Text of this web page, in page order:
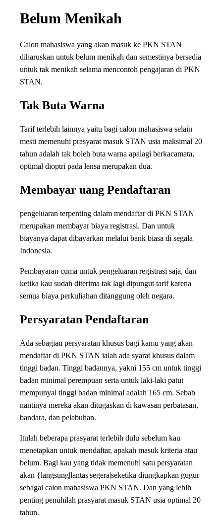
Belum Menikah
Calon mahasiswa yang akan masuk ke PKN STAN
diharuskan untuk belum menikah dan semestinya bersedia
untuk tak menikah selama mencontoh pengajaran di PKN
STAN.
Tak Buta Warna
Tarif terlebih lainnya yaitu bagi calon mahasiswa selain
mesti memenuhi prasyarat masuk STAN usia maksimal 20
tahun adalah tak boleh buta warna apalagi berkacamata,
optimal dioptri pada lensa merupakan dua.
Membayar uang Pendaftaran
pengeluaran terpenting dalam mendaftar di PKN STAN
merupakan membayar biaya registrasi. Dan untuk
biayanya dapat dibayarkan melalui bank biasa di segala
Indonesia.
Pembayaran cuma untuk pengeluaran registrasi saja, dan
ketika kau sudah diterima tak lagi dipungut tarif karena
semua biaya perkuliahan ditanggung oleh negara.
Persyaratan Pendaftaran
Ada sebagian persyaratan khusus bagi kamu yang akan
mendaftar di PKN STAN ialah ada syarat khusus dalam
tinggi badan. Tinggi badannya, yakni 155 cm untuk tinggi
badan minimal perempuan serta untuk laki-laki patut
mempunyai tinggi badan minimal adalah 165 cm. Sebab
nantinya mereka akan ditugaskan di kawasan perbatasan,
bandara, dan pelabuhan.
Itulah beberapa prasyarat terlebih dulu sebelum kau
menetapkan untuk mendaftar, apakah masuk kriteria atau
belum. Bagi kau yang tidak memenuhi satu persyaratan
akan {langsung|lantas|segera|seketika diungkapkan gugur
sebagai calon mahasiswa PKN STAN. Dan yang lebih
penting penuhilah prasyarat masuk STAN usia optimal 20
tahun.